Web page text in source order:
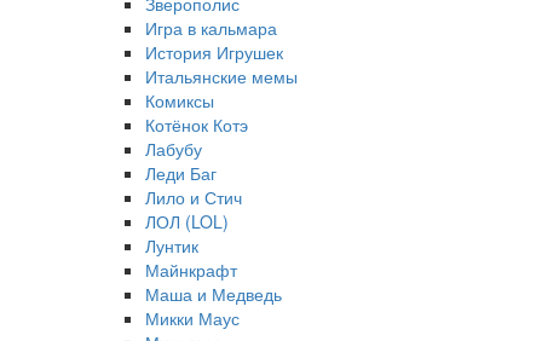
Игра в кальмара
История Игрушек
Итальянские мемы
Комиксы
Котёнок Котэ
Лабубу
Леди Баг
Лило и Стич
ЛОЛ (LOL)
Лунтик
Майнкрафт
Маша и Медведь
Микки Маус